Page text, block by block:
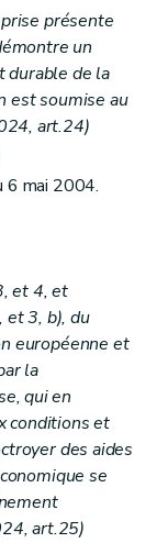
présente
un
durable de la
est soumise au
art.24)
6 mai 2004.
et 4, et
et 3, b), du
européenne et
la
qui en
conditions et
des aides
se
art.25)